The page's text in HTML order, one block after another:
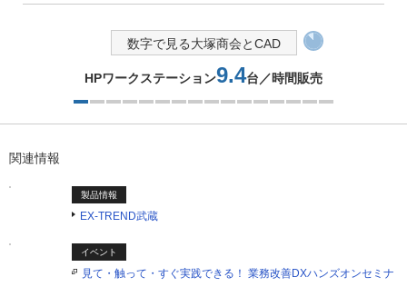
数字で見る大塚商会とCAD
HPワークステーション9.4台／時間販売
関連情報
製品情報
EX-TREND武蔵
イベント
見て・触って・すぐ実践できる！ 業務改善DXハンズオンセミナ